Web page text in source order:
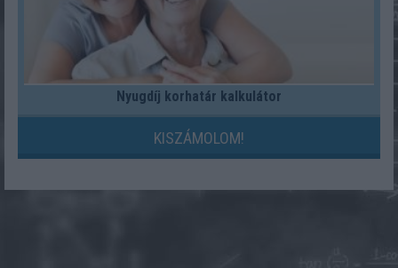
Nyugdíj korhatár kalkulátor
KISZÁMOLOM!